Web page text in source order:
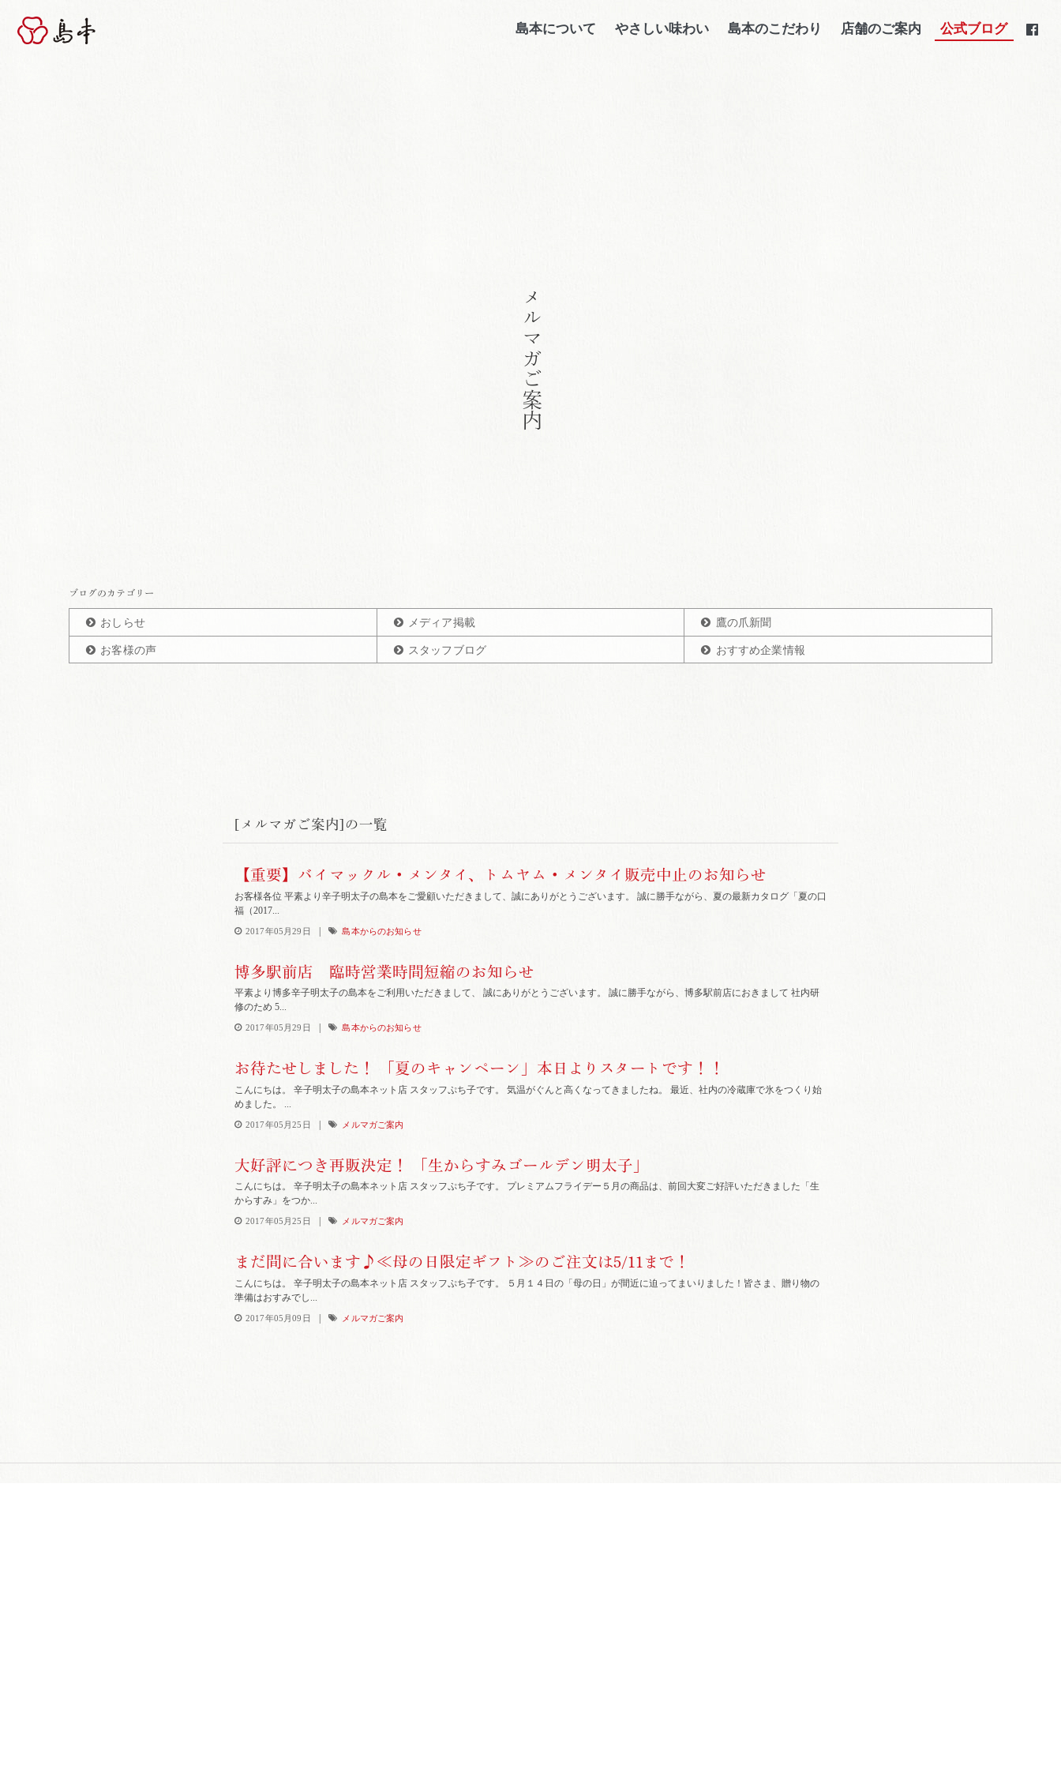
島本について やさしい味わい 島本のこだわり 店舗のご案内 公式ブログ
メルマガご案内
ブログのカテゴリー
おしらせ メディア掲載 鷹の爪新聞
お客様の声 スタッフブログ おすすめ企業情報
[メルマガご案内]の一覧
【重要】バイマックル・メンタイ、トムヤム・メンタイ販売中止のお知らせ
お客様各位 平素より辛子明太子の島本をご愛顧いただきまして、誠にありがとうございます。 誠に勝手ながら、夏の最新カタログ「夏の口
福（2017...
2017年05月29日 | 島本からのお知らせ
博多駅前店 臨時営業時間短縮のお知らせ
平素より博多辛子明太子の島本をご利用いただきまして、 誠にありがとうございます。 誠に勝手ながら、博多駅前店におきまして 社内研
修のため 5...
2017年05月29日 島本からのお知らせ
お待たせしました！ 「夏のキャンペーン」本日よりスタートです！！
こんにちは。 辛子明太子の島本ネット店 スタッフぷち子です。 気温がぐんと高くなってきましたね。 最近、社内の冷蔵庫で氷をつくり始
めました。 ...
2017年05月25日 メルマガご案内
大好評につき再販決定！ 「生からすみゴールデン明太子」
こんにちは。 辛子明太子の島本ネット店 スタッフぷち子です。 プレミアムフライデー５月の商品は、前回大変ご好評いただきました「生
からすみ」をつか...
2017年05月25日 メルマガご案内
まだ間に合います♪≪母の日限定ギフト≫のご注文は5/11まで！
こんにちは。 辛子明太子の島本ネット店 スタッフぷち子です。 ５月１４日の「母の日」が間近に迫ってまいりました！皆さま、贈り物の
準備はおすみでし...
2017年05月09日 メルマガご案内